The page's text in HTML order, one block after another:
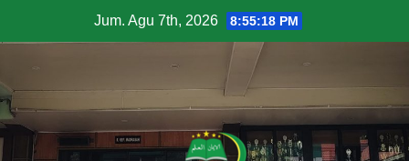
to
Jum. Agu 7th, 2026 8:55:19 PM